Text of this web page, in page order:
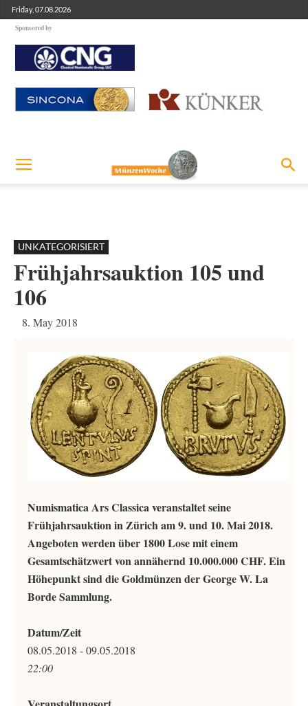
Friday, 07.08.2026
Sponsored by
UNKATEGORISIERT
Frühjahrsauktion 105 und
106
8. May 2018
Numismatica Ars Classica veranstaltet seine
Frühjahrsauktion in Zürich am 9. und 10. Mai 2018.
Angeboten werden über 1800 Lose mit einem
Gesamtschätzwert von annähernd 10.000.000 CHF. Ein
Höhepunkt sind die Goldmünzen der George W. La
Borde Sammlung.
Datum/Zeit
08.05.2018 - 09.05.2018
22:00